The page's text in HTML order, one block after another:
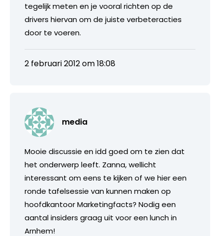
tegelijk meten en je vooral richten op de
drivers hiervan om de juiste verbeteracties
door te voeren.
2 februari 2012 om 18:08
media
Mooie discussie en idd goed om te zien dat
het onderwerp leeft. Zanna, wellicht
interessant om eens te kijken of we hier een
ronde tafelsessie van kunnen maken op
hoofdkantoor Marketingfacts? Nodig een
aantal insiders graag uit voor een lunch in
Arnhem!